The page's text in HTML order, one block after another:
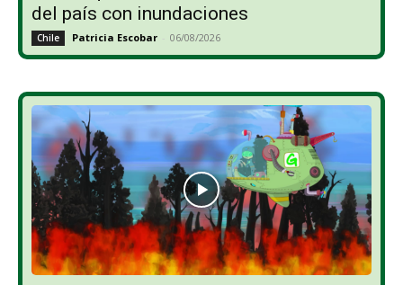
del país con inundaciones
Chile Patricia Escobar - 06/08/2026